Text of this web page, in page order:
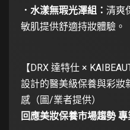
．水漾無瑕光澤組： 清爽
敏肌提供舒適持妝體驗。
【DRX 達特仕 ×
設計的醫美級保養與彩妝
感（圖/業者提供）
回應美妝保養市場趨勢